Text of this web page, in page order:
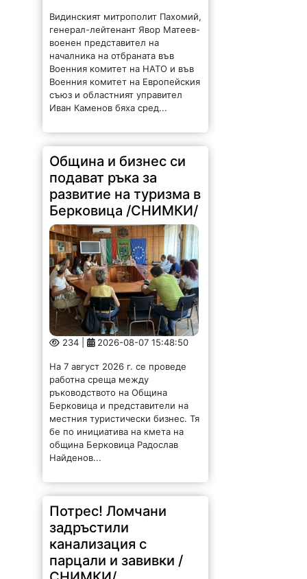
генерал-лейтенант Явор Матеев-
военен представител на
началника на отбраната във
Военния комитет на НАТО и във
Военния комитет на Европейския
съюз и областният управител
Иван Каменов бяха сред...
Община и бизнес си
подават ръка за
развитие на туризма в
Берковица /СНИМКИ/
234 | 2026-08-07 15:48:50
работна среща между
ръководството на Община
Берковица и представители на
местния туристически бизнес. Тя
бе по инициатива на кмета на
община Берковица Радослав
Найденов...
Потрес! Ломчани
задръстили
канализация с
парцали и завивки /
СНИМКИ/